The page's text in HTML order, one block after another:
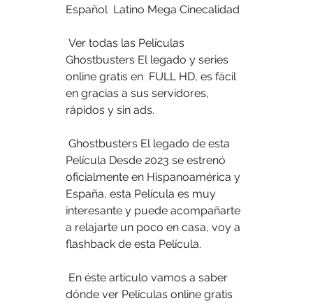
Español  Latino Mega Cinecalidad
Ghostbusters El legado y series
online gratis en  FULL HD, es fácil
en gracias a sus servidores,
rápidos y sin ads.
Película Desde 2023 se estrenó
oficialmente en Hispanoamérica y
España, esta Película es muy
interesante y puede acompañarte
a relajarte un poco en casa, voy a
flashback de esta Película.
dónde ver Películas online gratis